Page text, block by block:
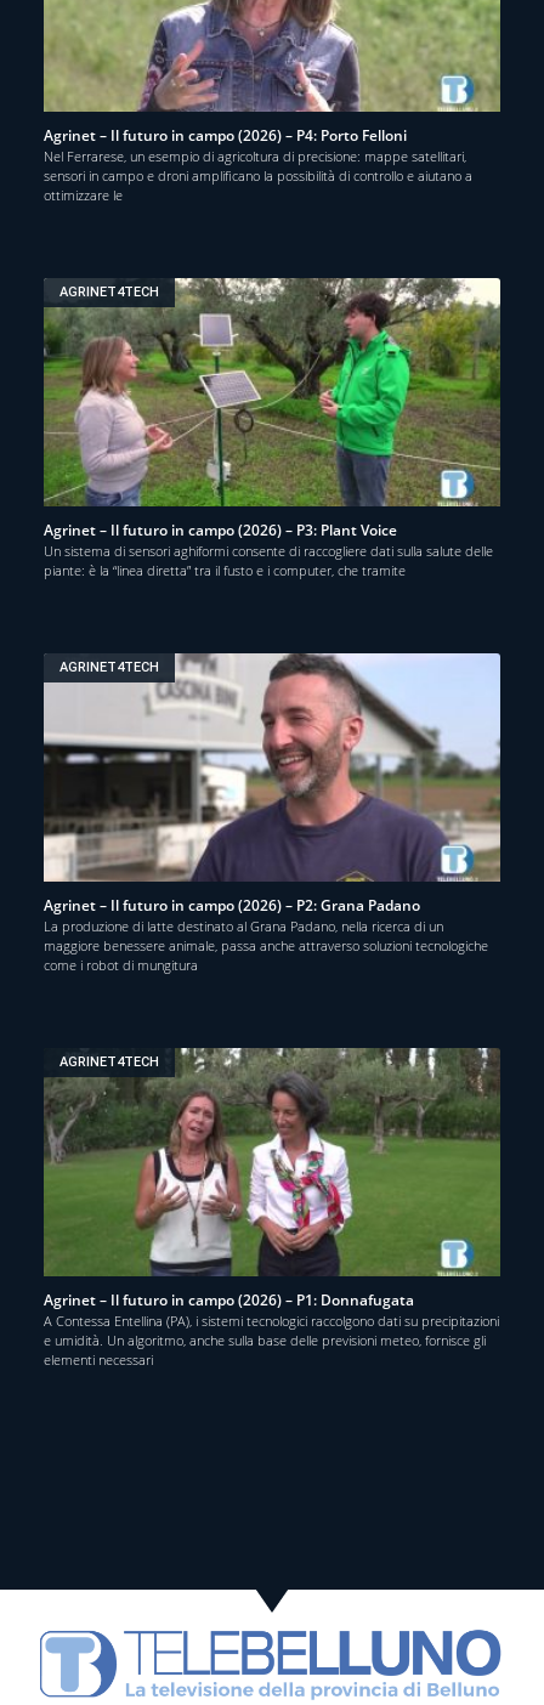
Agrinet – Il futuro in campo (2026) – P4: Porto Felloni
Nel Ferrarese, un esempio di agricoltura di precisione: mappe satellitari,
sensori in campo e droni amplificano la possibilità di controllo e aiutano a
ottimizzare le
AGRINET4TECH
Agrinet – Il futuro in campo (2026) – P3: Plant Voice
Un sistema di sensori aghiformi consente di raccogliere dati sulla salute delle
piante: è la “linea diretta” tra il fusto e i computer, che tramite
AGRINET4TECH
Agrinet – Il futuro in campo (2026) – P2: Grana Padano
La produzione di latte destinato al Grana Padano, nella ricerca di un
maggiore benessere animale, passa anche attraverso soluzioni tecnologiche
come i robot di mungitura
AGRINET4TECH
Agrinet – Il futuro in campo (2026) – P1: Donnafugata
A Contessa Entellina (PA), i sistemi tecnologici raccolgono dati su precipitazioni
e umidità. Un algoritmo, anche sulla base delle previsioni meteo, fornisce gli
elementi necessari